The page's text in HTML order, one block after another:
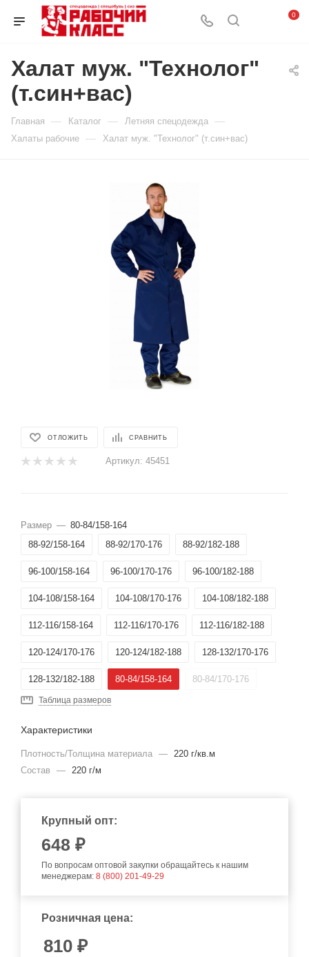
0
Халат муж. "Технолог"
(т.син+вас)
Главная — Каталог — Летняя спецодежда —
Халаты рабочие — Халат муж. "Технолог" (т.син+вас)
ОТЛОЖИТЬ СРАВНИТЬ
Артикул: 45451
Размер — 80-84/158-164
88-92/158-164
88-92/170-176 88-92/182-188
96-100/158-164 96-100/170-176 96-100/182-188
104-108/158-164 104-108/170-176 104-108/182-188
112-116/158-164 112-116/170-176 112-116/182-188
120-124/170-176 120-124/182-188 128-132/170-176
128-132/182-188 80-84/158-164 80-84/170-176
Таблица размеров
Характеристики
Плотность/Толщина материала — 220 г/кв.м
Состав
— 220 г/м
Крупный опт:
648 ₽
По вопросам оптовой закупки обращайтесь к нашим
менеджерам: 8 (800) 201-49-29
Розничная цена:
810 ₽